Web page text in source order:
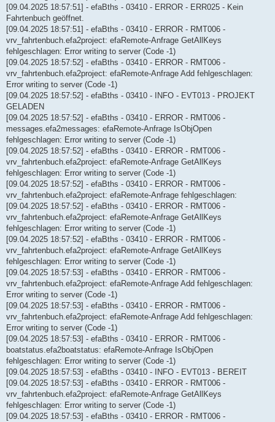
[09.04.2025 18:57:51] - efaBths - 03410 - ERROR - ERR025 - Kein
Fahrtenbuch geöffnet.
[09.04.2025 18:57:51] - efaBths - 03410 - ERROR - RMT006 -
vrv_fahrtenbuch.efa2project: efaRemote-Anfrage GetAllKeys
fehlgeschlagen: Error writing to server (Code -1)
[09.04.2025 18:57:52] - efaBths - 03410 - ERROR - RMT006 -
vrv_fahrtenbuch.efa2project: efaRemote-Anfrage Add fehlgeschlagen:
Error writing to server (Code -1)
[09.04.2025 18:57:52] - efaBths - 03410 - INFO - EVT013 - PROJEKT
GELADEN
[09.04.2025 18:57:52] - efaBths - 03410 - ERROR - RMT006 -
messages.efa2messages: efaRemote-Anfrage IsObjOpen
fehlgeschlagen: Error writing to server (Code -1)
[09.04.2025 18:57:52] - efaBths - 03410 - ERROR - RMT006 -
vrv_fahrtenbuch.efa2project: efaRemote-Anfrage GetAllKeys
fehlgeschlagen: Error writing to server (Code -1)
[09.04.2025 18:57:52] - efaBths - 03410 - ERROR - RMT006 -
vrv_fahrtenbuch.efa2project: efaRemote-Anfrage fehlgeschlagen:
[09.04.2025 18:57:52] - efaBths - 03410 - ERROR - RMT006 -
vrv_fahrtenbuch.efa2project: efaRemote-Anfrage GetAllKeys
fehlgeschlagen: Error writing to server (Code -1)
[09.04.2025 18:57:52] - efaBths - 03410 - ERROR - RMT006 -
vrv_fahrtenbuch.efa2project: efaRemote-Anfrage GetAllKeys
fehlgeschlagen: Error writing to server (Code -1)
[09.04.2025 18:57:53] - efaBths - 03410 - ERROR - RMT006 -
vrv_fahrtenbuch.efa2project: efaRemote-Anfrage Add fehlgeschlagen:
Error writing to server (Code -1)
[09.04.2025 18:57:53] - efaBths - 03410 - ERROR - RMT006 -
vrv_fahrtenbuch.efa2project: efaRemote-Anfrage Add fehlgeschlagen:
Error writing to server (Code -1)
[09.04.2025 18:57:53] - efaBths - 03410 - ERROR - RMT006 -
boatstatus.efa2boatstatus: efaRemote-Anfrage IsObjOpen
fehlgeschlagen: Error writing to server (Code -1)
[09.04.2025 18:57:53] - efaBths - 03410 - INFO - EVT013 - BEREIT
[09.04.2025 18:57:53] - efaBths - 03410 - ERROR - RMT006 -
vrv_fahrtenbuch.efa2project: efaRemote-Anfrage GetAllKeys
fehlgeschlagen: Error writing to server (Code -1)
[09.04.2025 18:57:53] - efaBths - 03410 - ERROR - RMT006 -